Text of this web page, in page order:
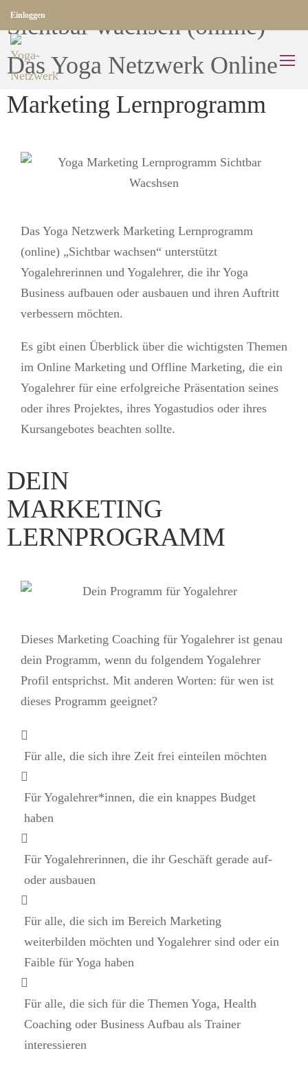
Einloggen
Sichtbar wachsen (online)
Das Yoga Netzwerk Online
Marketing Lernprogramm
Das Yoga Netzwerk Marketing Lernprogramm
(online) „Sichtbar wachsen“ unterstützt
Yogalehrerinnen und Yogalehrer, die ihr Yoga
Business aufbauen oder ausbauen und ihren Auftritt
verbessern möchten.
Es gibt einen Überblick über die wichtigsten Themen
im Online Marketing und Offline Marketing, die ein
Yogalehrer für eine erfolgreiche Präsentation seines
oder ihres Projektes, ihres Yogastudios oder ihres
Kursangebotes beachten sollte.
DEIN
MARKETING
LERNPROGRAMM
Dieses Marketing Coaching für Yogalehrer ist genau
dein Programm, wenn du folgendem Yogalehrer
Profil entsprichst. Mit anderen Worten: für wen ist
dieses Programm geeignet?
Für alle, die sich ihre Zeit frei einteilen möchten
Für Yogalehrer*innen, die ein knappes Budget
haben
Für Yogalehrerinnen, die ihr Geschäft gerade auf-
oder ausbauen
Für alle, die sich im Bereich Marketing
weiterbilden möchten und Yogalehrer sind oder ein
Faible für Yoga haben
Für alle, die sich für die Themen Yoga, Health
Coaching oder Business Aufbau als Trainer
interessieren